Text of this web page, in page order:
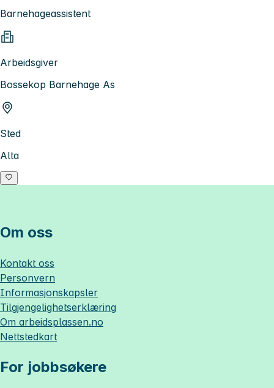
Barnehageassistent
Arbeidsgiver
Bossekop Barnehage As
Sted
Alta
Om oss
Kontakt oss
Personvern
Informasjonskapsler
Tilgjengelighetserklæring
Om arbeidsplassen.no
Nettstedkart
For jobbsøkere